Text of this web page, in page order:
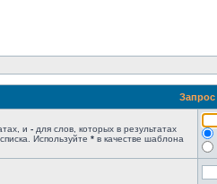
Запрос
и - для слов, которых в результатах
Используйте * в качестве шаблона